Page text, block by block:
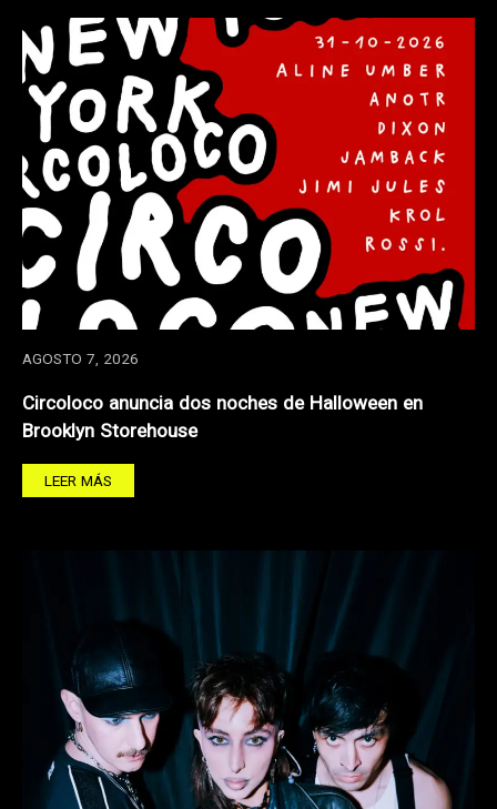
AGOSTO 7, 2026
Circoloco anuncia dos noches de Halloween en
Brooklyn Storehouse
LEER MÁS